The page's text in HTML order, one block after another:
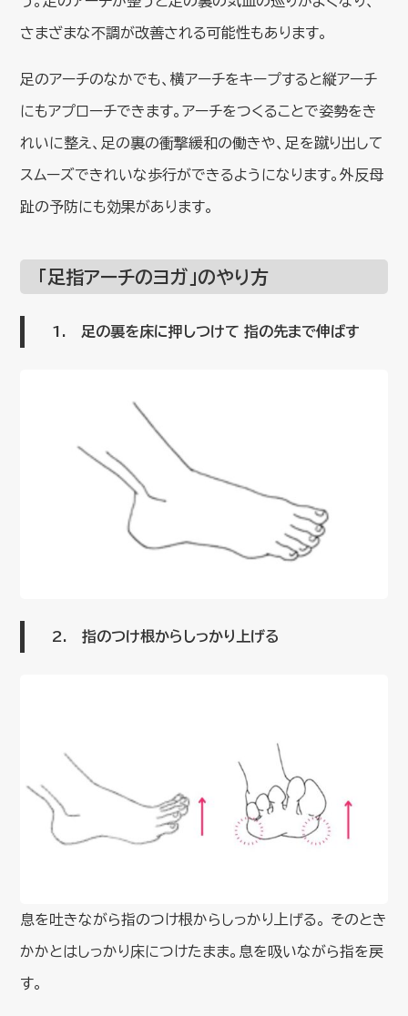
さまざまな不調が改善される可能性もあります。
足のアーチのなかでも、横アーチをキープすると縦アーチ
にもアプローチできます。アーチをつくることで姿勢をき
れいに整え、足の裏の衝撃緩和の働きや、足を蹴り出して
スムーズできれいな歩行ができるようになります。外反母
趾の予防にも効果があります。
「足指アーチのヨガ」のやり方
1. 足の裏を床に押しつけて 指の先まで伸ばす
2. 指のつけ根からしっかり上げる
息を吐きながら指のつけ根からしっかり上げる。 そのとき
かかとはしっかり床につけたまま。息を吸いながら指を戻
す。